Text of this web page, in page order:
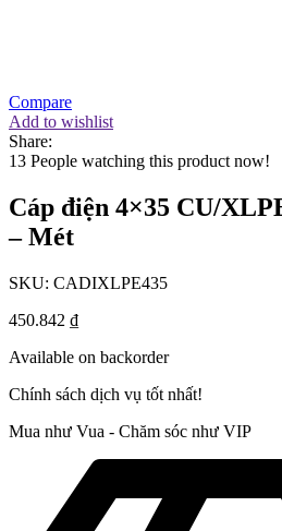
Compare
Add to wishlist
Share:
13 People watching this product now!
Cáp điện 4×35 CU/
– Mét
SKU: CADIXLPE435
450.842 ₫
Available on backorder
Chính sách dịch vụ tốt nhất!
Mua như Vua - Chăm sóc như VIP